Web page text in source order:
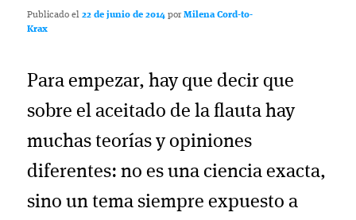
Publicado el22 de junio de 2014 porMilena Cord-to-
Krax
Para empezar, hay que decir que
sobre el aceitado de la flauta hay
muchas teorías y opiniones
diferentes: no es una ciencia exacta,
sino un tema siempre expuesto a